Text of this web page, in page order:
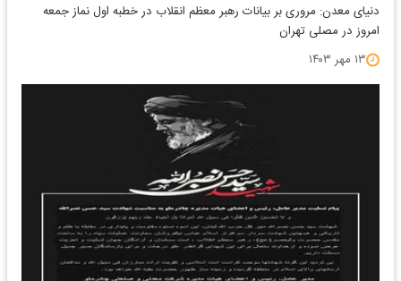
دنیای معدن: مروری بر بیانات رهبر معظم انقلاب در خطبه اول نماز جمعه
امروز در مصلی تهران
۱۳ مهر ۱۴۰۳